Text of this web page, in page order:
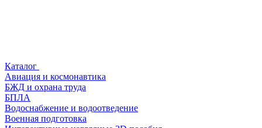
Каталог
Авиация и космонавтика
БЖД и охрана труда
БПЛА
Водоснабжение и водоотведение
Военная подготовка